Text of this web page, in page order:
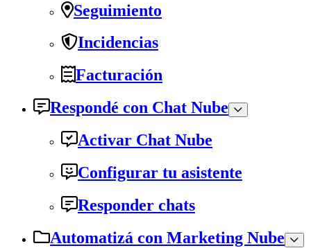
Seguimiento
Incidencias
Facturación
Respondé con Chat Nube
Activar Chat Nube
Configurar tu asistente
Responder chats
Automatizá con Marketing Nube